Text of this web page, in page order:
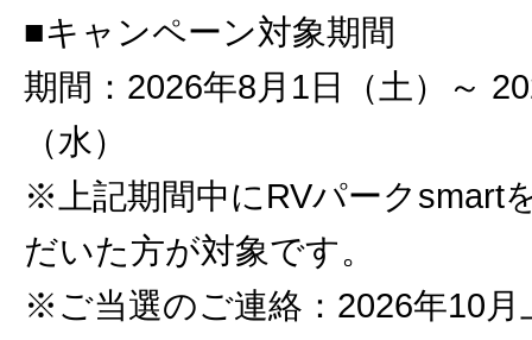
■キャンペーン対象期間
期間：2026年8月1日（土）～
（水）
※上記期間中にRVパークsmart
だいた方が対象です。
※ご当選のご連絡：2026年10月